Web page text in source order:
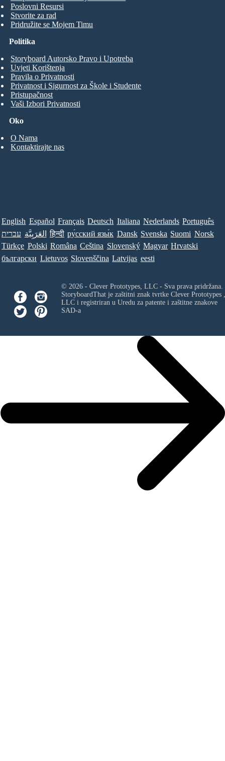
Poslovni Resursi
Stvorite za rad
Pridružite se Mojem Timu
Oko
O Nama
Kontaktirajte nas
Politika
Storyboard Autorsko Pravo i Upotreba
Uvjeti Korištenja
Pravila o Privatnosti
Privatnost i Sigurnost za Škole i Studente
Pristupačnost
Vaši Izbori Privatnosti
English Español Français Deutsch Italiana Nederlands Português
עברית العَرَبِيَّة हिन्दी ру́сский язы́к Dansk Svenska Suomi Norsk
Türkçe Polski Româna Ceština Slovenský Magyar Hrvatski
български Lietuvos Slovenščina Latvijas eesti
© 2026 - Clever Prototypes, LLC - Sva prava pridržana.
StoryboardThat je zaštitni znak tvrtke Clever Prototypes ,
LLCi registriran u Uredu za patente i zaštitne znakove
SAD-a